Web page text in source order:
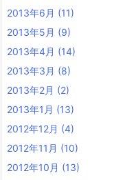
2013年6月 (11)
2013年5月 (9)
2013年4月 (14)
2013年3月 (8)
2013年2月 (2)
2013年1月 (13)
2012年12月 (4)
2012年11月 (10)
2012年10月 (13)